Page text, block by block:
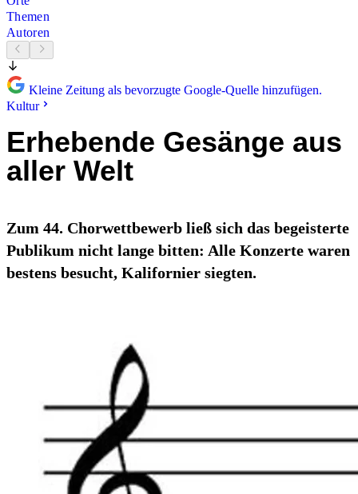
Themen
Autoren
Kleine Zeitung als bevorzugte Google-Quelle hinzufügen.
Kultur
Erhebende Gesänge aus
aller Welt
Zum 44. Chorwettbewerb ließ sich das begeisterte
Publikum nicht lange bitten: Alle Konzerte waren
bestens besucht, Kalifornier siegten.